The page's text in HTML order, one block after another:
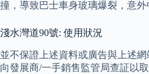
撞，導致巴士車身玻璃爆裂，意外
淺水灣道90號: 使用狀況
並不保證上述資料或廣告與上述
向發展商/一手銷售監管局查証以